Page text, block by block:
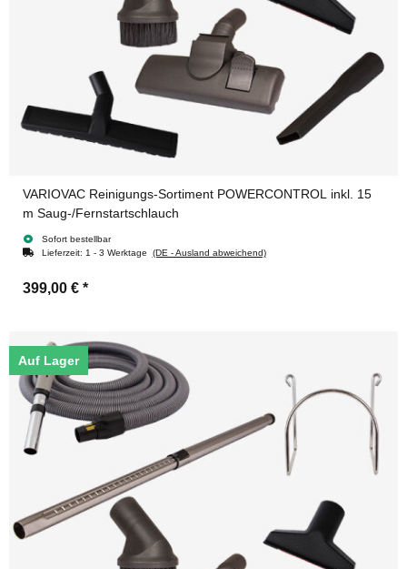
VARIOVAC Reinigungs-Sortiment POWERCONTROL inkl. 15
m Saug-/Fernstartschlauch
Sofort bestellbar
Lieferzeit: 1 - 3 Werktage (DE - Ausland abweichend)
399,00 € *
Auf Lager